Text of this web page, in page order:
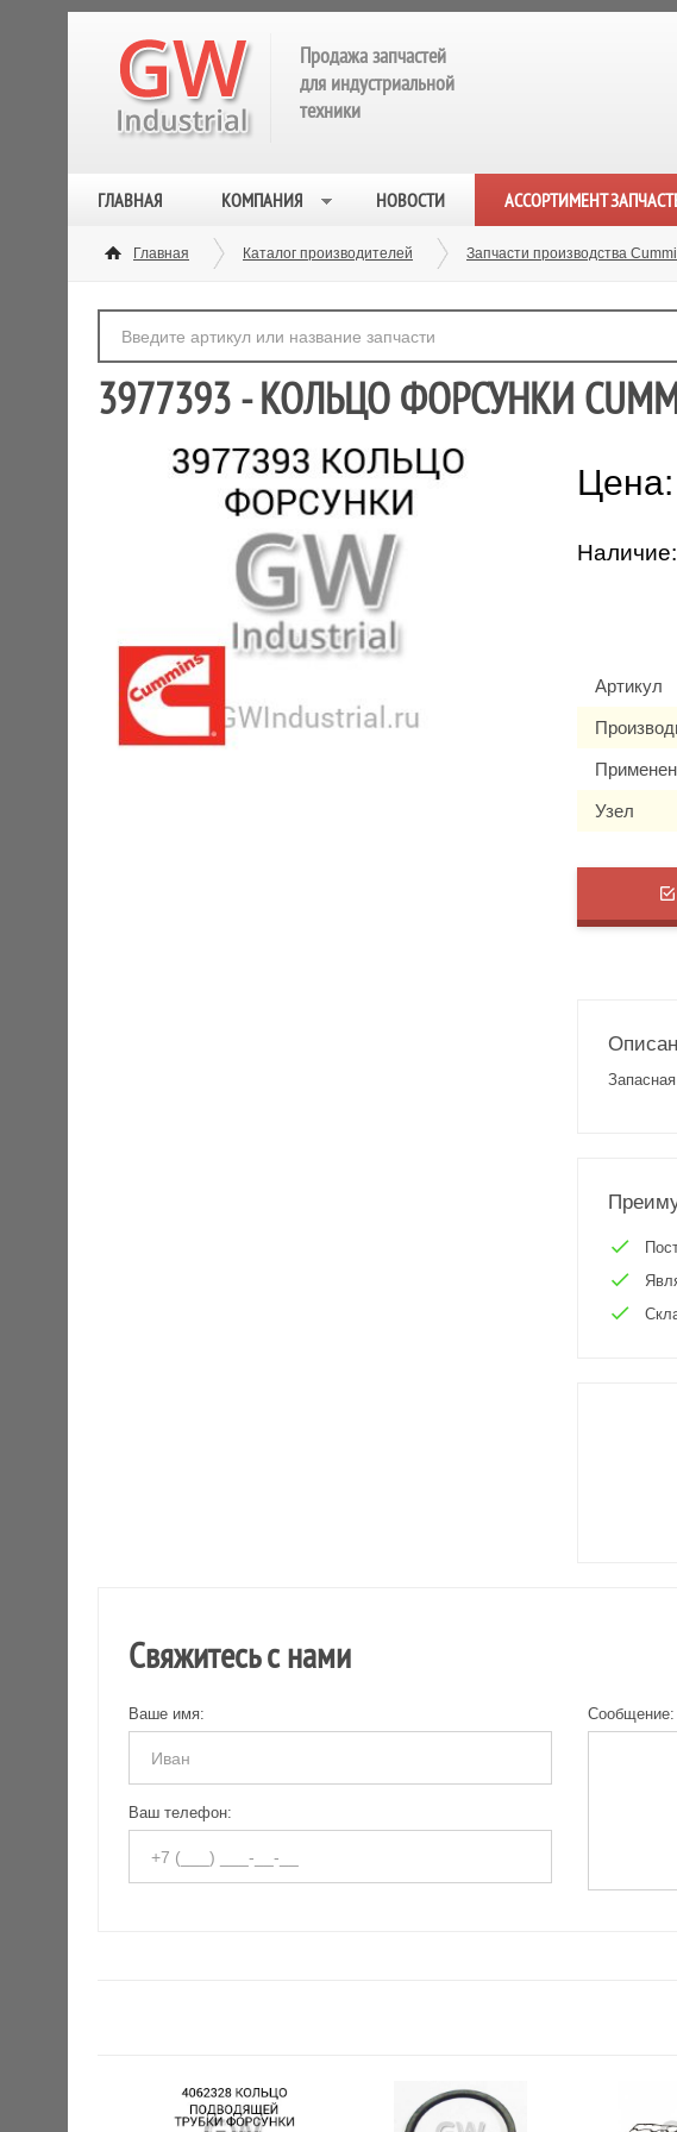
Продажа запчастей
для индустриальной
техники
ГЛАВНАЯ КОМПАНИЯ НОВОСТИ АССОРТИМЕНТ
Главная Каталог производителей Запчасти производства
3977393 - КОЛЬЦО ФОРСУНКИ
Цена:
Наличие:
Артикул
Узел
Свяжитесь с нами
Ваше имя:
Ваш телефон:
Сообщение: